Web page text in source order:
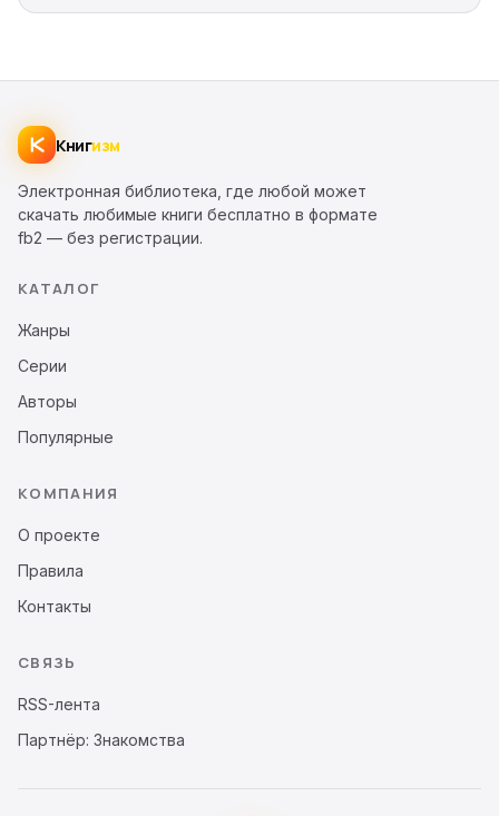
Книгизм
Электронная библиотека, где любой может
скачать любимые книги бесплатно в формате
fb2 — без регистрации.
КАТАЛОГ
Жанры
Серии
Авторы
Популярные
КОМПАНИЯ
О проекте
Правила
Контакты
СВЯЗЬ
RSS-лента
Партнёр: Знакомства